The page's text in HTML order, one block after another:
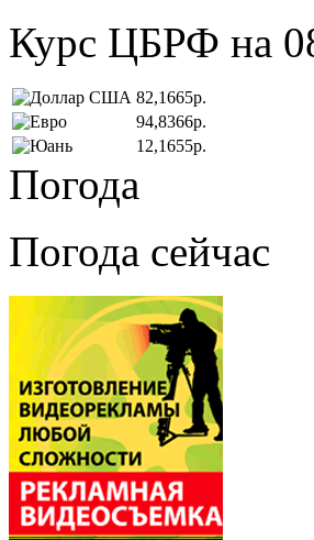
Курс ЦБРФ на
82,1665р.
94,8366р.
12,1655р.
Погода
Погода сейчас